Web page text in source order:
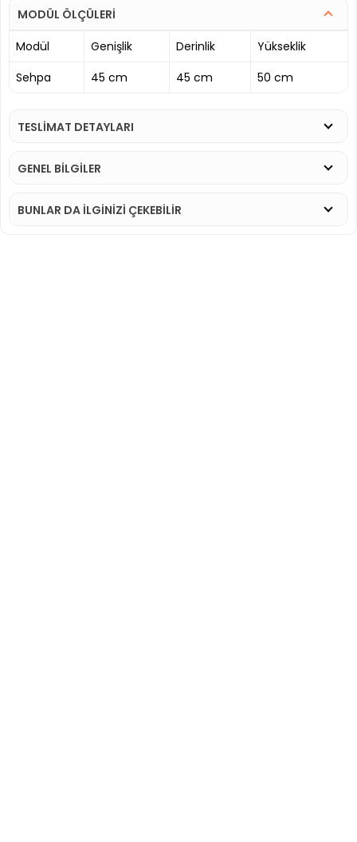
MODÜL ÖLÇÜLERİ
Modül
Genişlik Derinlik
Yükseklik
Sehpa
45 cm 45 cm 50 cm
TESLİMAT DETAYLARI
GENEL BİLGİLER
BUNLAR DA İLGINIZI ÇEKEBILIR